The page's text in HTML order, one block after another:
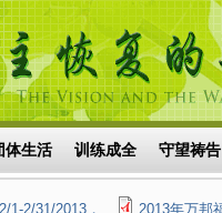
体生活 训练成全 守望祷告
1-2/31/2013，
2013年万邦